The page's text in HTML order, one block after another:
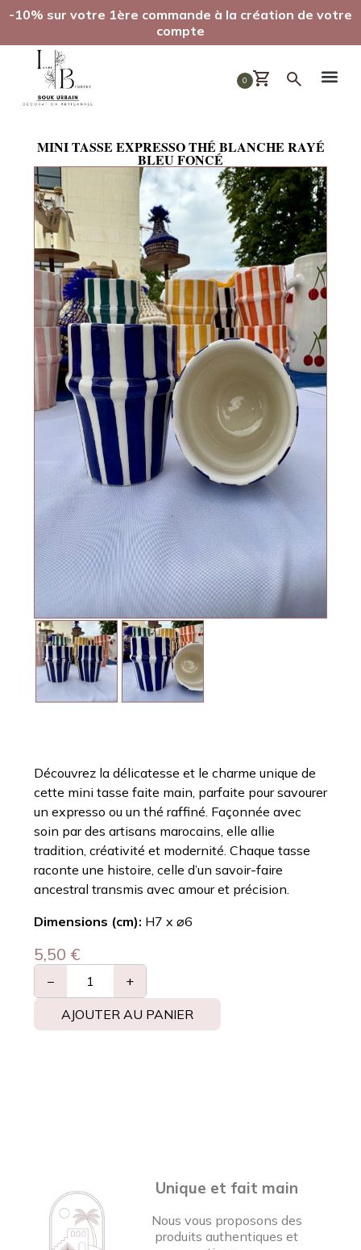
-10% sur votre 1ère commande à la création de votre
compte
0
MINI TASSE EXPRESSO THÉ BLANCHE RAYÉ
BLEU FONCÉ
Découvrez la délicatesse et le charme unique de
cette mini tasse faite main, parfaite pour savourer
un expresso ou un thé raffiné. Façonnée avec
soin par des artisans marocains, elle allie
tradition, créativité et modernité. Chaque tasse
raconte une histoire, celle d’un savoir-faire
ancestral transmis avec amour et précision.
Dimensions (cm): H7 x ⌀6
5,50 €
− +
AJOUTER AU PANIER
Unique et fait main
Nous vous proposons des
produits authentiques et